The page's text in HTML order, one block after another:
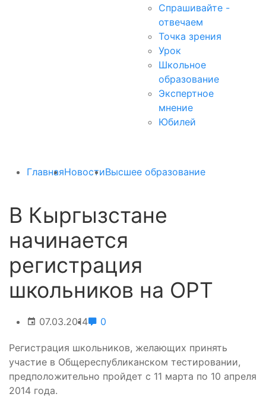
Спрашивайте -
отвечаем
Точка зрения
Урок
Школьное
образование
Экспертное
мнение
Юбилей
ГлавнаяНовостиВысшее образование
В Кыргызстане
начинается
регистрация
школьников на ОРТ
07.03.2014 0
Регистрация школьников, желающих принять
участие в Общереспубликанском тестировании,
предположительно пройдет с 11 марта по 10 апреля
2014 года.